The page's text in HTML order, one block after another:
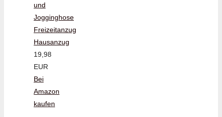
und
Jogginghose
Freizeitanzug
Hausanzug
19,98
EUR
Bei
Amazon
kaufen